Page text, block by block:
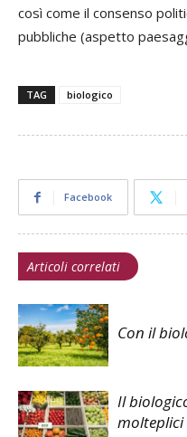
così come il consenso
pubbliche (aspetto
TAG biologico
Facebook
Articoli correlati
Con il
Il
molteplici